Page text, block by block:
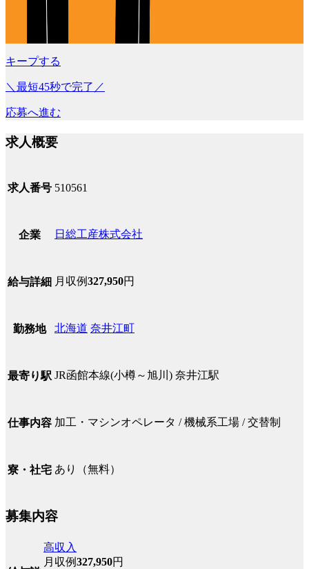
キープする
＼最短45秒で完了／
応募へ進む
求人概要
求人番号 510561
企業 日総工産株式会社
給与詳細 月収例327,950円
勤務地 北海道 奈井江町
最寄り駅 JR函館本線(小樽～旭川) 奈井江駅
仕事内容 加工・マシンオペレータ / 機械系工場 / 交替制
寮・社宅 あり（無料）
募集内容
高収入
月収例327,950円